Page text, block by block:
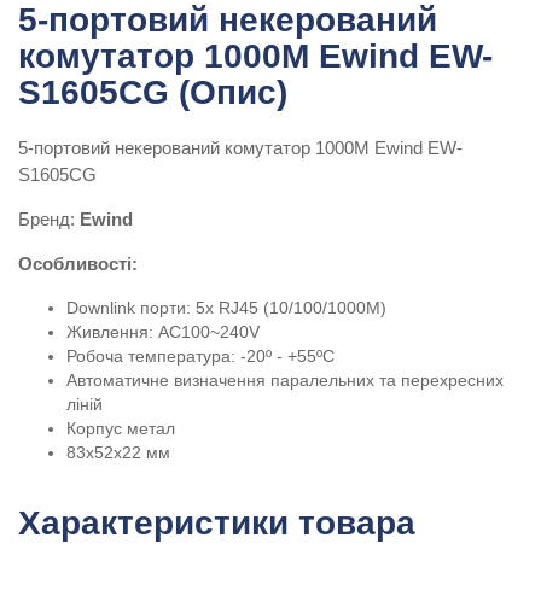
5-портовий некерований
комутатор 1000M Ewind EW-
S1605CG (Опис)
5-портовий некерований комутатор 1000M Ewind EW-
S1605CG
Бренд: Ewind
Особливості:
Downlink порти: 5x RJ45 (10/100/1000M)
Живлення: AC100~240V
Робоча температура: -20º - +55ºC
Автоматичне визначення паралельних та перехресних
ліній
Корпус метал
83x52x22 мм
Характеристики товара